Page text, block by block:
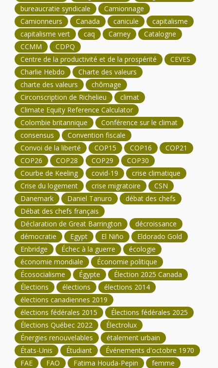
bureaucratie syndicale
Camionnage
Camionneurs
Canada canicule
capitalisme
capitalisme vert
caq Carney
Catalogne
CCMM
CDPQ
Centre de la productivité et de la prospérité
CEVES
Charlie Hebdo
Charte des valeurs
charte des valeurs
chômage
Circonscription de Richelieu
climat
Climate Equity Reference Calculator
Colombie britannique
Conférence sur le climat
consensus
Convention fiscale
Convoi de la liberté
COP15 COP16
COP21
COP26
COP28 COP29
COP30
Courbe de Keeling
covid-19
crise climatique
Crise du logement
crise migratoire
CSN
Danemark
Daniel Tanuro
débat des chefs
Débat des chefs français
Déclaration de Great Barrington
décroissance
démocratie
Egypt El Niño
Eldorado Gold
Enbridge
Échec à la guerre
écologie
économie mondiale
Économie politique
Écosocialisme
Égypte
Élection 2025 Canada
Élections
élections
élections 2014
élections canadiennes 2019
élections fédérales 2015
Élections fédérales 2025
Élections Québec 2022
Électrolux
Énergies renouvelables
étalement urbain
États-Unis
Étudiant
Événements d'octobre 1970
FAE
FAO Fatima Houda-Pepin
femme